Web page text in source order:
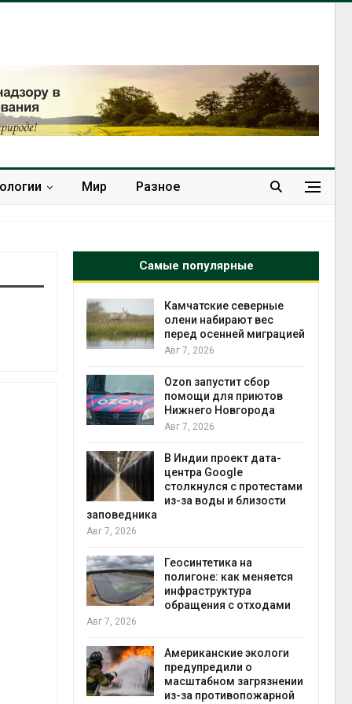
Мир Разное
Самые популярные
контроль
роста
ИИ
Камчатские северные
олени набирают вес
перед осенней миграцией
Авг 7, 2026
Ozon запустит сбор
помощи для приютов
Нижнего Новгорода
Авг 7, 2026
В Индии проект дата-
центра Google
столкнулся с протестами
из-за воды и близости
заповедника
Авг 7, 2026
Геосинтетика на
полигоне: как меняется
инфраструктура
обращения с отходами
Авг 7, 2026
Американские экологи
предупредили о
масштабном загрязнении
из-за противопожарной